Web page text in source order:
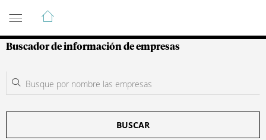
Guía de Empresas Colombianas
Buscador de información de empresas
BUSCAR